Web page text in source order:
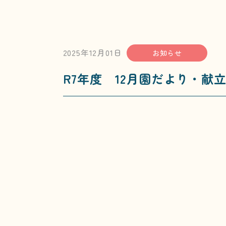
2025年12月01日 お知らせ
R7年度 12月園だより・献